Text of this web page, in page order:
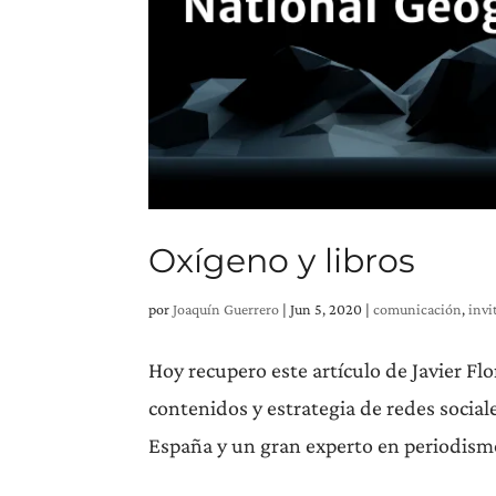
Oxígeno y libros
porJoaquín Guerrero |Jun 5, 2020 |comunicación,
Hoy recupero este artículo de Javier
contenidos y estrategia de redes
España y un gran experto en